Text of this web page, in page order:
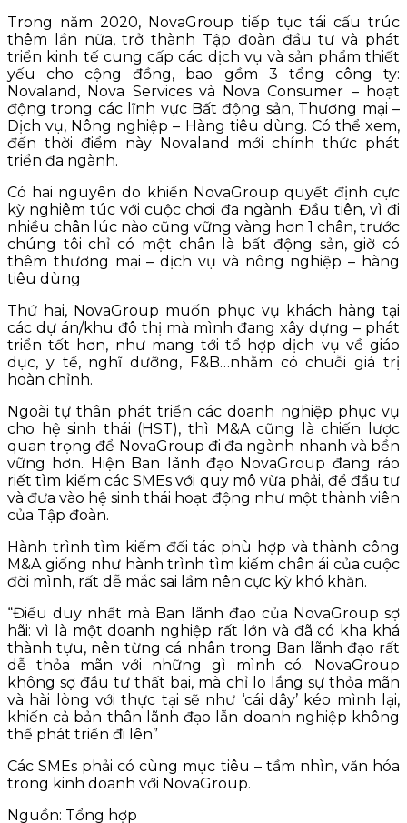
Trong năm 2020, NovaGroup tiếp tục tái cấu trúc
thêm lần nữa, trở thành Tập đoàn đầu tư và phát
triển kinh tế cung cấp các dịch vụ và sản phẩm thiết
yếu cho cộng đồng, bao gồm 3 tổng công ty:
Novaland, Nova Services và Nova Consumer – hoạt
động trong các lĩnh vực Bất động sản, Thương mại –
Dịch vụ, Nông nghiệp – Hàng tiêu dùng. Có thể xem,
đến thời điểm này Novaland mới chính thức phát
triển đa ngành.
Có hai nguyên do khiến NovaGroup quyết định cực
kỳ nghiêm túc với cuộc chơi đa ngành. Đầu tiên, vì đi
nhiều chân lúc nào cũng vững vàng hơn 1 chân, trước
chúng tôi chỉ có một chân là bất động sản, giờ có
thêm thương mại – dịch vụ và nông nghiệp – hàng
tiêu dùng
Thứ hai, NovaGroup muốn phục vụ khách hàng tại
các dự án/khu đô thị mà mình đang xây dựng – phát
triển tốt hơn, như mang tới tổ hợp dịch vụ về giáo
dục, y tế, nghĩ dưỡng, F&B…nhằm có chuỗi giá trị
hoàn chỉnh.
Ngoài tự thân phát triển các doanh nghiệp phục vụ
cho hệ sinh thái (HST), thì M&A cũng là chiến lược
quan trọng để NovaGroup đi đa ngành nhanh và bền
vững hơn. Hiện Ban lãnh đạo NovaGroup đang ráo
riết tìm kiếm các SMEs với quy mô vừa phải, để đầu tư
và đưa vào hệ sinh thái hoạt động như một thành viên
của Tập đoàn.
Hành trình tìm kiếm đối tác phù hợp và thành công
M&A giống như hành trình tìm kiếm chân ái của cuộc
đời mình, rất dễ mắc sai lầm nên cực kỳ khó khăn.
“Điều duy nhất mà Ban lãnh đạo của NovaGroup sợ
hãi: vì là một doanh nghiệp rất lớn và đã có kha khá
thành tựu, nên từng cá nhân trong Ban lãnh đạo rất
dễ thỏa mãn với những gì mình có. NovaGroup
không sợ đầu tư thất bại, mà chỉ lo lắng sự thỏa mãn
và hài lòng với thực tại sẽ như ‘cái dây’ kéo mình lại,
khiến cả bản thân lãnh đạo lẫn doanh nghiệp không
thể phát triển đi lên”
Các SMEs phải có cùng mục tiêu – tầm nhìn, văn hóa
trong kinh doanh với NovaGroup.
Nguồn: Tổng hợp